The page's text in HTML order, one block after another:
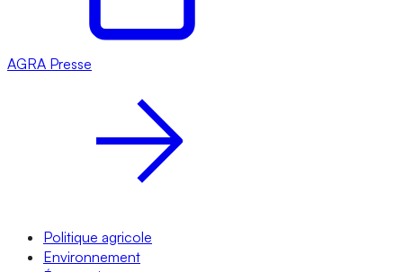
AGRA Presse
Politique agricole
Environnement